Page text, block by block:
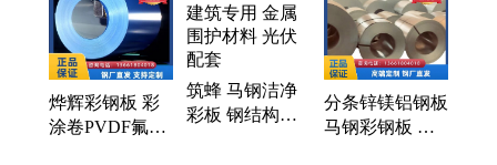
铝锌板、镀铝锌卷、镀铝锌钢卷、镀铝锌钢板、光
板、锌铝镁板、锌铝镁卷、锌铝镁钢卷、锌铝镁钢
板、铝镁锌板
烨辉彩钢板 彩
涂卷PVDF氟碳
筑蜂 马钢洁净
彩板 钢结构建
分条锌镁铝钢板
马钢彩钢板 高